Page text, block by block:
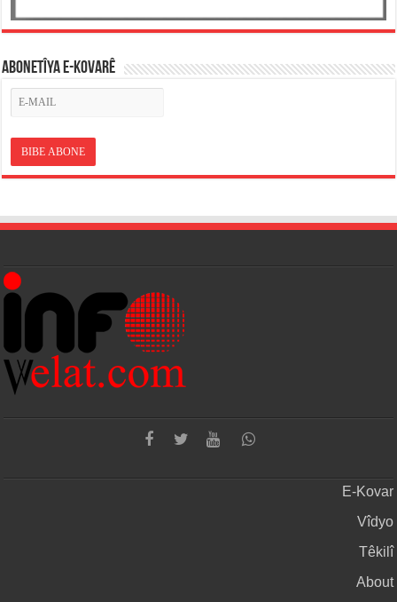
ABONETÎYA E-KOVARÊ
E-Kovar
Vîdyo
Têkilî
About